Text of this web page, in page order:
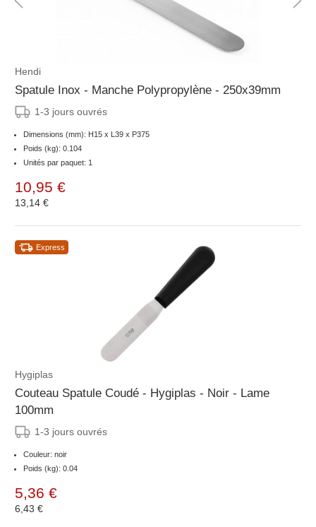
Hendi
Spatule Inox - Manche Polypropylène - 250x39mm
1-3 jours ouvrés
Dimensions (mm): H15 x L39 x P375
Poids (kg): 0.104
Unités par paquet: 1
10,95 €
13,14 €
Express
Hygiplas
Couteau Spatule Coudé - Hygiplas - Noir - Lame
100mm
1-3 jours ouvrés
Couleur: noir
Poids (kg): 0.04
5,36 €
6,43 €